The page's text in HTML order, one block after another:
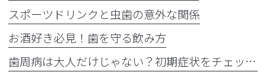
スポーツドリンクと虫歯の意外な関係
お酒好き必見！歯を守る飲み方
歯周病は大人だけじゃない？初期症状をチェック